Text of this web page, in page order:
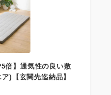
倍】通気性の良い敷
)【玄関先迄納品】